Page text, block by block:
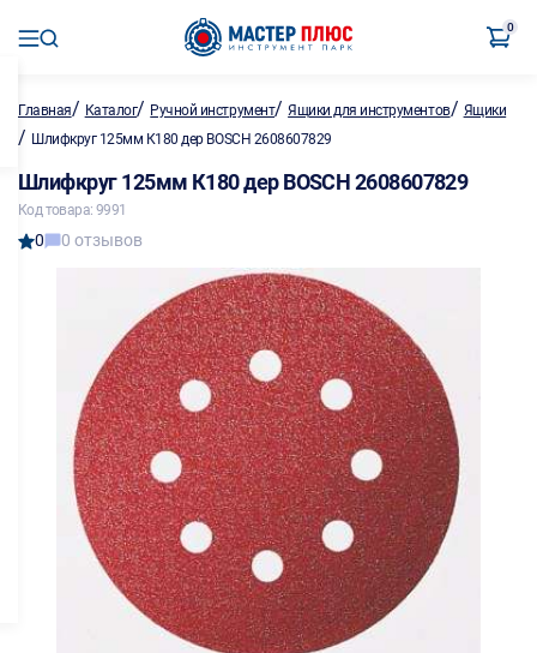
0
Главная/ Каталог/ Ручной инструмент/Ящики для инструментов/ Ящики
/ Шлифкруг 125мм К180 дер BOSCH 2608607829
Шлифкруг 125мм К180 дер BOSCH 2608607829
Код товара: 9991
0 0 отзывов